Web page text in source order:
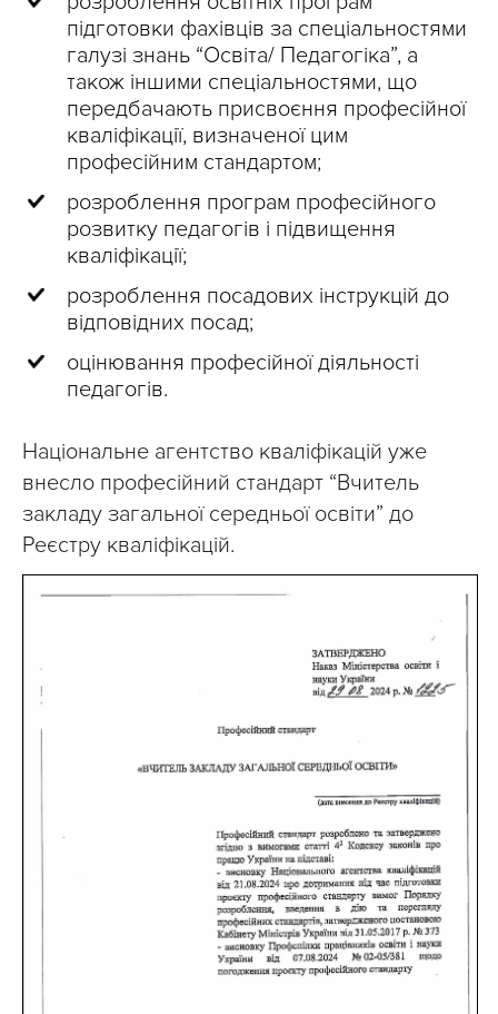
підготовки фахівців за спеціальностями
галузі знань “Освіта/ Педагогіка”, а
також іншими спеціальностями, що
передбачають присвоєння професійної
кваліфікації, визначеної цим
професійним стандартом;
розроблення програм професійного
розвитку педагогів і підвищення
кваліфікації;
розроблення посадових інструкцій до
відповідних посад;
оцінювання професійної діяльності
педагогів.
Національне агентство кваліфікацій уже
внесло професійний стандарт “Вчитель
закладу загальної середньої освіти” до
Реєстру кваліфікацій.